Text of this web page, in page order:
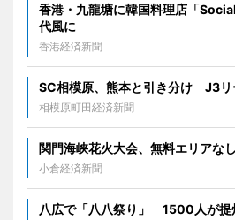
香港・九龍塘に韓国料理店「
代風に
香港経済新聞
SC相模原、熊本と引き分け J3リ
相模原町田経済新聞
関門海峡花火大会、無料エリアな
小倉経済新聞
八広で「八八祭り」 1500人が提